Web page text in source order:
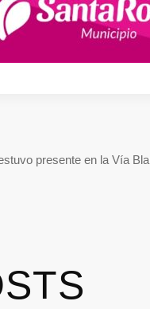
presente en la Vía